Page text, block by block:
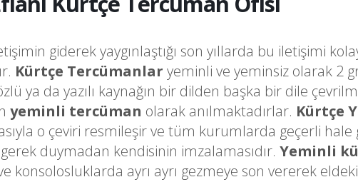
giderek yaygınlaştığı son yıllarda bu iletişimi
Kürtçe Tercümanlar yeminli ve yeminsiz olarak 2
ya da yazılı kaynağın bir dilden başka bir dile
yeminli tercüman olarak anılmaktadırlar. Kürtçe
o çeviri resmileşir ve tüm kurumlarda geçerli hale
duymadan kendisinin imzalamasıdır. Yeminli
konsolosluklarda ayrı ayrı gezmeye son vererek